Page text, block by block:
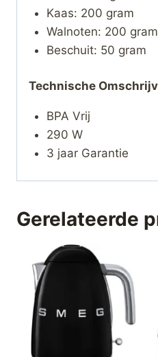
Kaas: 200 gram
Walnoten: 200 gram
Beschuit: 50 gram
Technische
BPA Vrij
290 W
3 jaar Garantie
Gerelateerde